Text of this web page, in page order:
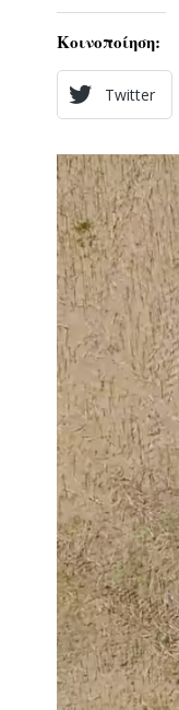
Κοινοποίηση:
Twitter